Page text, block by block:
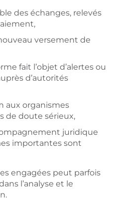
des échanges, relevés
versement de
fait l’objet d’alertes ou
d’autorités
aux organismes
de doute sérieux,
juridique
importantes sont
engagées peut parfois
l’analyse et le